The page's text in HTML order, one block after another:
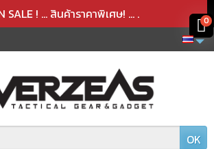
SALE ! ... สินค้าราคาพิเศษ! ... .
OK
พิ่มลงในตะกร้าเรียบร้อยแล้ว
บออกจากตะกร้าเรียบร้อยแล้ว
0